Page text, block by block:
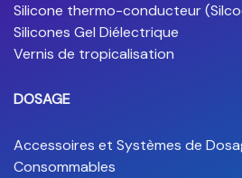
Silicone thermo-conducteur
Silicones Gel Diélectrique
Vernis de tropicalisation
DOSAGE
Accessoires et Systèmes de
Consommables